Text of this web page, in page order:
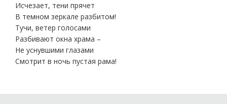
Исчезает, тени прячет
В темном зеркале разбитом!
Тучи, ветер голосами
Разбивают окна храма –
Не уснувшими глазами
Смотрит в ночь пустая рама!